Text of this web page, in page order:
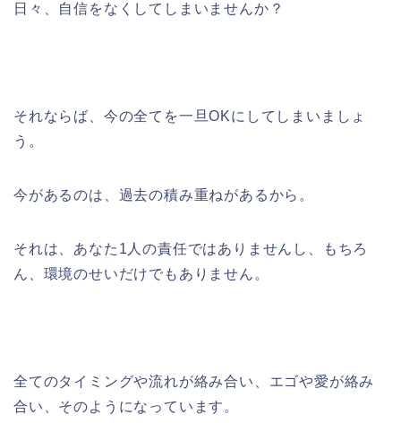
日々、自信をなくしてしまいませんか？
それならば、今の全てを一旦OKにしてしまいましょ
う。
今があるのは、過去の積み重ねがあるから。
それは、あなた1人の責任ではありませんし、もちろ
ん、環境のせいだけでもありません。
全てのタイミングや流れが絡み合い、エゴや愛が絡み
合い、そのようになっています。